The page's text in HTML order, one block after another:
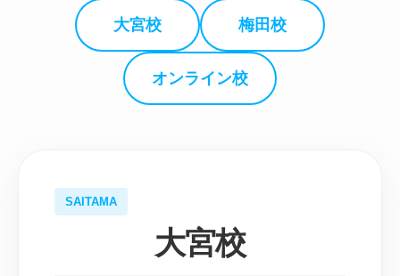
大宮校 梅田校
オンライン校
SAITAMA
大宮校